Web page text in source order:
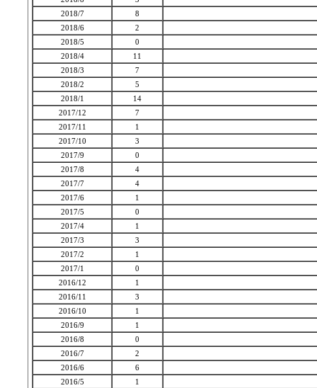
2018/7
8
2018/6
2
2018/5
0
2018/4
11
2018/3
7
2018/2
5
2018/1
14
2017/12
7
2017/11
1
2017/10
3
2017/9
0
2017/8
4
2017/7
4
2017/6
1
2017/5
0
2017/4
1
2017/3
3
2017/2
1
2017/1
0
2016/12
1
2016/11
3
2016/10
1
2016/9
1
2016/8
0
2016/7
2
2016/6
6
2016/5
1